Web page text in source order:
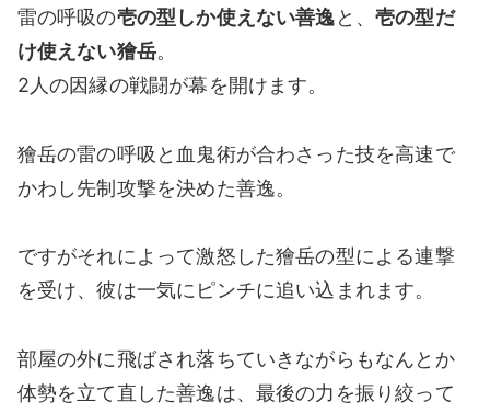
雷の呼吸の壱の型しか使えない善逸と、 壱の型だ
け使えない獪岳。
2人の因縁の戦闘が幕を開けます。
獪岳の雷の呼吸と血鬼術が合わさった技を高速で
かわし先制攻撃を決めた善逸。
ですがそれによって激怒した獪岳の型による連撃
を受け、彼は一気にピンチに追い込まれます。
部屋の外に飛ばされ落ちていきながらもなんとか
体勢を立て直した善逸は、最後の力を振り絞って